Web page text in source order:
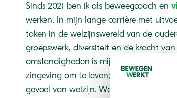
Sinds 2021 ben ik als beweegcoach en
werken. In mijn lange carrière met
taken in de welzijnswereld van de
groepswerk, diversiteit en de kracht
omstandigheden is mijn focus
zingeving om te leven; eigen regie als
gevoel van welzijn. Wat drijft mensen